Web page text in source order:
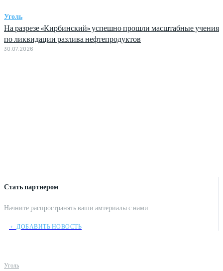
Стать партнером
Начните распространять ваши амтериалы с нами
﹢ ДОБАВИТЬ НОВОСТЬ
Уголь
Уголь
На разрезе «Кирбинский» успешно прошли масштабные учения
по ликвидации разлива нефтепродуктов
30.07.2026